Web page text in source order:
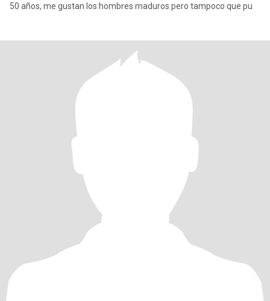
50 años, me gustan los hombres maduros pero tampoco que pu